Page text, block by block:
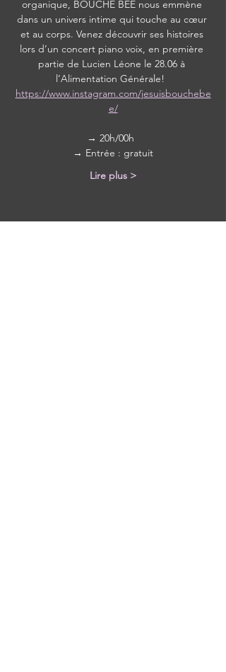
organique, BOUCHE BÉE nous emmène
dans un univers intime qui touche au cœur
et au corps. Venez découvrir ses histoires
lors d’un concert piano voix, en première
partie de Lucien Léone le 28.06 à
l’Alimentation Générale!
https://www.instagram.com/jesuisbouchebe
e/
→ 20h/00h
→ Entrée : gratuit
Lire plus >